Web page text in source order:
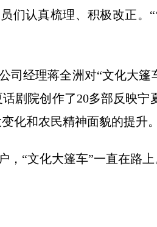
们认真梳理、积极改正。
经理蒋全洲对“文化大篷
剧院创作了20多部反映
化和农民精神面貌的提升
“文化大篷车”一直在路上